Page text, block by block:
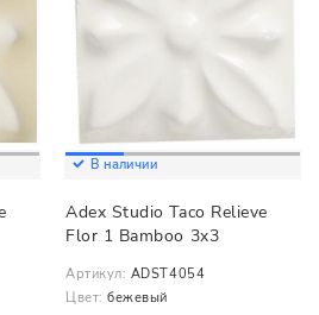
В наличии
Adex Studio Taco Relieve
Flor 1 Bamboo 3x3
Артикул: ADST4054
Цвет: бежевый